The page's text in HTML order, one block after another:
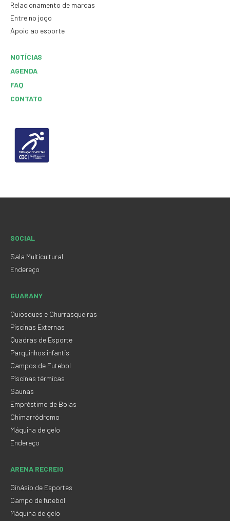
Relacionamento de marcas
Entre no jogo
Apoio ao esporte
NOTÍCIAS
AGENDA
FAQ
CONTATO
SOCIAL
Sala Multicultural
Endereço
GUARANY
Quiosques e Churrasqueiras
Piscinas Externas
Quadras de Esporte
Parquinhos infantis
Campos de Futebol
Piscinas térmicas
Saunas
Empréstimo de Bolas
Chimarródromo
Máquina de gelo
Endereço
ARENA RECREIO
Ginásio de Esportes
Campo de futebol
Máquina de gelo